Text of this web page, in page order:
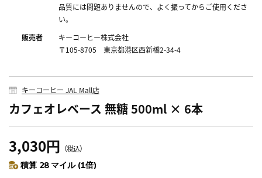
品質には問題ありませんので、よく振ってからご使用くださ
い。
販売者
キーコーヒー株式会社
〒105-8705 東京都港区西新橋2-34-4
キーコーヒー JAL Mall店
カフェオレベース 無糖 500ml × 6本
3,030円 （税込）
積算 28 マイル (1倍)